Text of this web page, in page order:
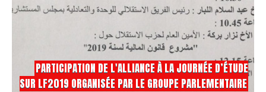
PARTICIPATION DE L'ALLIANCE À LA JOURNÉE D’ÉTUDE
SUR LF2019 ORGANISÉE PAR LE GROUPE PARLEMENTAIRE